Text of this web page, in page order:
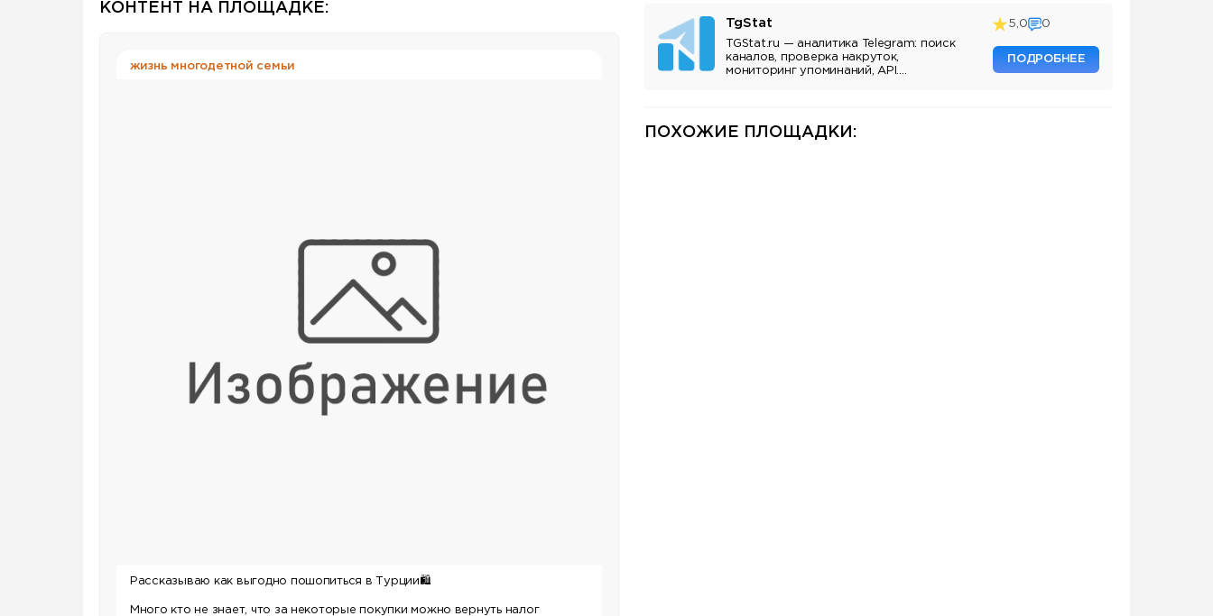
КОНТЕНТ НА ПЛОЩАДКЕ:
жизнь многодетной семьи
Рассказываю как выгодно пошопиться в Турции 🛍️
Много кто не знает, что за некоторые покупки можно вернуть налог
TgStat
TGStat.ru — аналитика Telegram: поиск
каналов, проверка накруток,
мониторинг упоминаний, API.
5,0 0
ПОДРОБНЕЕ
ПОХОЖИЕ ПЛОЩАДКИ: